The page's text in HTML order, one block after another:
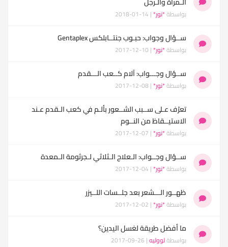
بواسطة*نور*| 14-01-2018
ســؤال وجواب: حبـوب جنتــابلكس Gentaplex
بواسطة*نور*| 10-12-2017
ســؤال وجـــواب: آلام كــعب الـــقدم
بواسطة*نور*| 08-12-2017
تعرّف عـلى ســبب الشــعور بألـم في كعب الـقدم عـند
الاستيــقاظ من النــوم
بواسطة*نور*| 07-12-2017
ســؤال وجــواب: الـعلاج الـثلاثي لـجرثومة الـمعدة
بواسطة*نور*| 04-12-2017
ظهــور الـــشعر بعد جلــسات اللــيزر
بواسطة*نور*| 02-12-2017
ما أفضل طريقة لغسل اليدين؟
بواسطةلووليه| 26-09-2017